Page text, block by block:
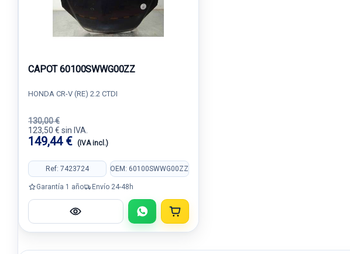
CAPOT 60100SWWG00ZZ
HONDA CR-V (RE) 2.2 CTDI
130,00 €
123,50 € sin IVA.
149,44 € (IVA incl.)
Ref: 7423724 OEM: 60100SWWG00ZZ
Garantía 1 año Envío 24-48h